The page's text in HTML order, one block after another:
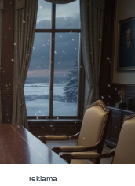
reklama